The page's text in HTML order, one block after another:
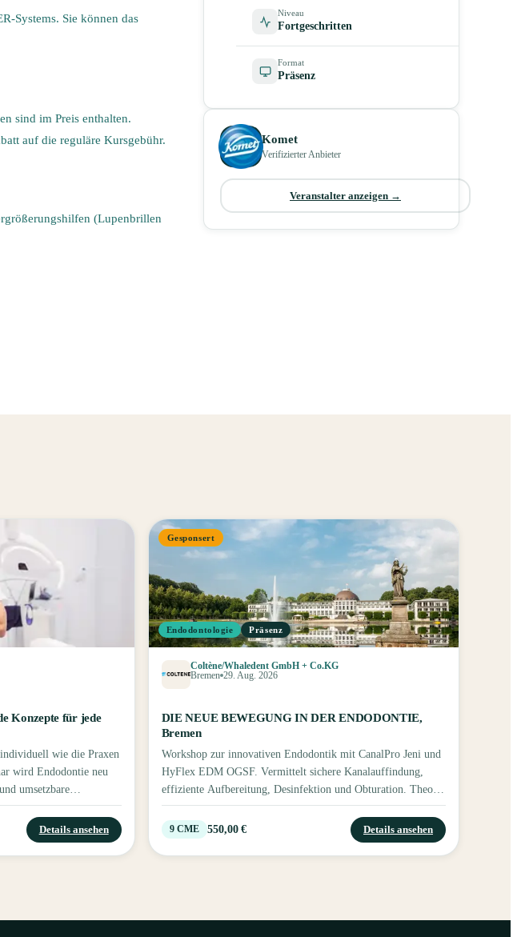
Systems. Sie können das
sind im Preis enthalten.
auf die reguläre Kursgebühr.
(Lupenbrillen
Niveau
Fortgeschritten
Format
Präsenz
Komet
Verifizierter Anbieter
Veranstalter anzeigen →
Konzepte für jede
wie die Praxen
wird Endodontie neu
umsetzbare
ihren eigenen Weg
Zahnärztinnen und
geben: Was ist heute
und was darf guten
Details ansehen
Gesponsert
Endodontologie Präsenz
Coltène/Whaledent GmbH + Co.KG
Bremen 29. Aug. 2026
DIE NEUE BEWEGUNG IN DER ENDODONTIE,
Bremen
Workshop zur innovativen Endodontik mit CanalPro Jeni und
HyFlex EDM OGSF. Vermittelt sichere Kanalauffindung,
effiziente Aufbereitung, Desinfektion und Obturation. Theorie
und zahlreiche Hands‑on‑Übungen für eine praxisnahe
Wurzelkanalbehandlung.
9CME 550,00 € Details ansehen